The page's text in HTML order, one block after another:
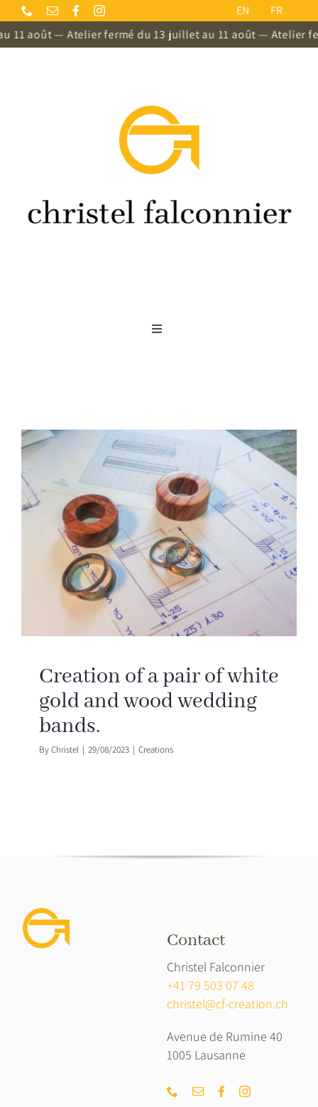
Skip
to
content
EN
FR
11 août — Atelier fermé du 13 juillet au 11 août — Atelier
Activate/Deactivate
BIOGRAPHY
NORTH~SOUTH
Creation of a pair of white
gold and wood wedding
bands.
ByChristel | 29/08/2023 | Creations
Contact
Christel Falconnier
+41 79 503 07 48
christel@cf-creation.ch
Avenue de Rumine 40
1005 Lausanne